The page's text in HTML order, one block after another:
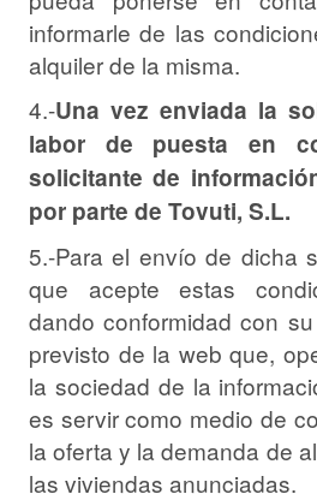
informarle de las
alquiler de la misma.
4.-Una vez enviada la
labor de puesta en
solicitante de
por parte de Tovuti, S.L.
5.-Para el envío de dicha
que acepte estas
dando conformidad con
previsto de la web que,
la sociedad de la
es servir como medio de
la oferta y la demanda de
las viviendas anunciadas.